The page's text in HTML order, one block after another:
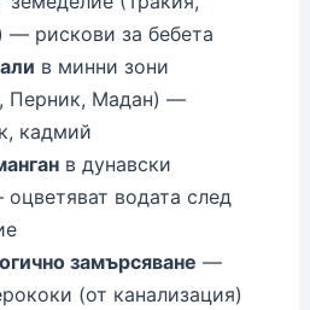
— рискови за бебета
в минни зони
Перник, Мадан) —
кадмий
в дунавски
водата след
замърсяване —
(от канализация)